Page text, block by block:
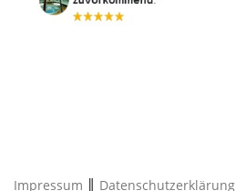
Impressum Datenschutzerklärung